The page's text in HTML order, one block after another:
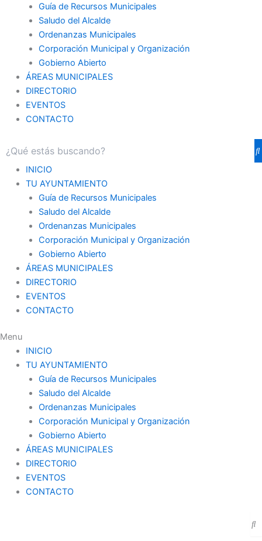
Guía de Recursos Municipales
Saludo del Alcalde
Ordenanzas Municipales
Corporación Municipal y Organización
Gobierno Abierto
ÁREAS MUNICIPALES
DIRECTORIO
EVENTOS
CONTACTO
INICIO
TU AYUNTAMIENTO
Guía de Recursos Municipales
Saludo del Alcalde
Ordenanzas Municipales
Corporación Municipal y Organización
Gobierno Abierto
ÁREAS MUNICIPALES
DIRECTORIO
EVENTOS
CONTACTO
Menu
INICIO
TU AYUNTAMIENTO
Guía de Recursos Municipales
Saludo del Alcalde
Ordenanzas Municipales
Corporación Municipal y Organización
Gobierno Abierto
ÁREAS MUNICIPALES
DIRECTORIO
EVENTOS
CONTACTO